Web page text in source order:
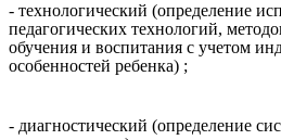
- технологический (определение
педагогических технологий,
обучения и воспитания с учетом
особенностей ребенка) ;
- диагностический (определение